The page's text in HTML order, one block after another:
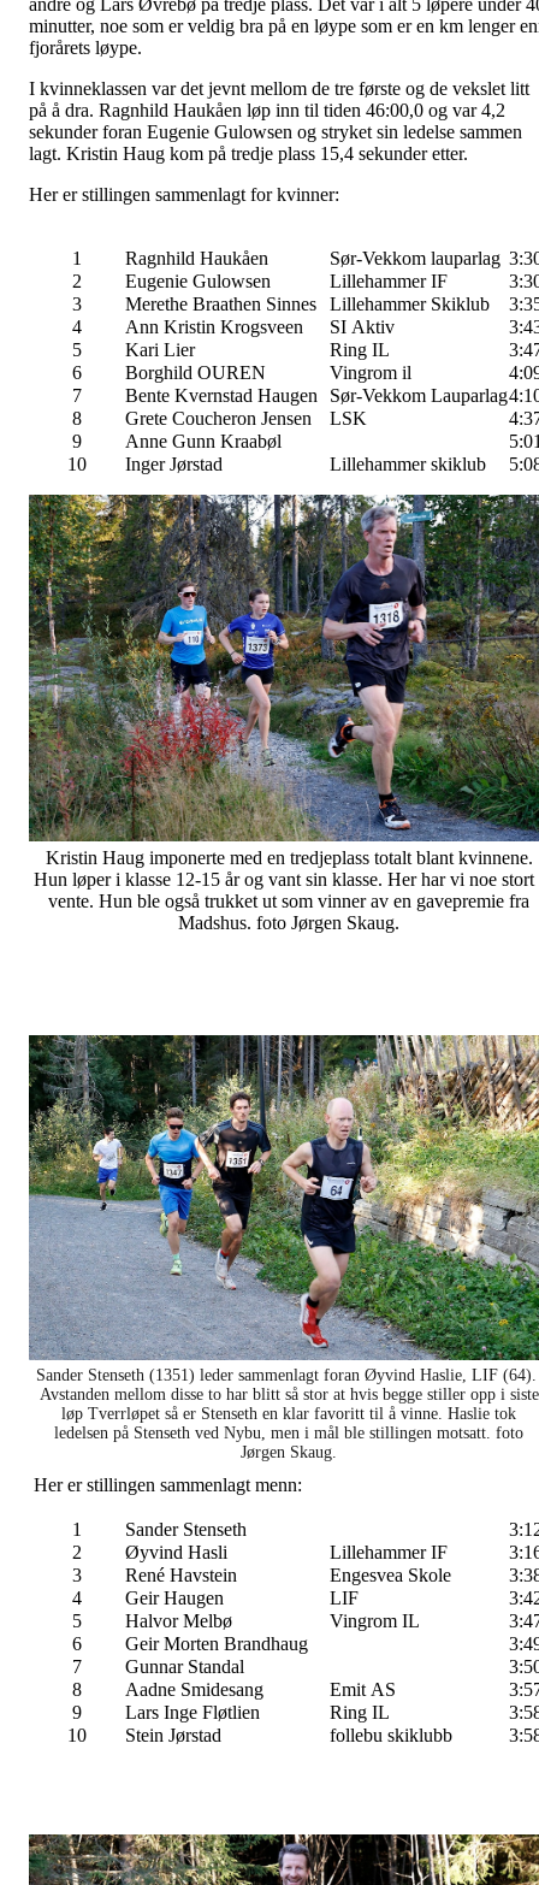
andre og Lars Øvrebø på tredje plass. Det var i alt 5 løpere under
minutter, noe som er veldig bra på en løype som er en km lenger
fjorårets løype.
I kvinneklassen var det jevnt mellom de tre første og de vekslet litt
på å dra. Ragnhild Haukåen løp inn til tiden 46:00,0 og var 4,2
sekunder foran Eugenie Gulowsen og stryket sin ledelse sammen
lagt. Kristin Haug kom på tredje plass 15,4 sekunder etter.
Her er stillingen sammenlagt for kvinner:
1 Ragnhild Haukåen Sør-Vekkom lauparlag
2
Eugenie Gulowsen Lillehammer IF
3
Merethe Braathen Sinnes Lillehammer Skiklub
4
Ann Kristin Krogsveen SI Aktiv
5
Kari Lier Ring IL
6
Borghild OUREN Vingrom il
7
Bente Kvernstad Haugen Sør-Vekkom Lauparlag
8
Grete Coucheron Jensen LSK
9
Anne Gunn Kraabøl
10
Inger Jørstad Lillehammer skiklub
Kristin Haug imponerte med en tredjeplass totalt blant kvinnene.
Hun løper i klasse 12-15 år og vant sin klasse. Her har vi noe stort
vente. Hun ble også trukket ut som vinner av en gavepremie fra
Madshus. foto Jørgen Skaug.
Sander Stenseth (1351) leder sammenlagt foran Øyvind Haslie, LIF
Avstanden mellom disse to har blitt så stor at hvis begge stiller opp i siste
løp Tverrløpet så er Stenseth en klar favoritt til å vinne. Haslie tok
ledelsen på Stenseth ved Nybu, men i mål ble stillingen motsatt. foto
Jørgen Skaug.
Her er stillingen sammenlagt menn:
1 Sander Stenseth
2
Øyvind Hasli Lillehammer IF
3
René Havstein Engesvea Skole
4
Geir Haugen LIF
5
Halvor Melbø Vingrom IL
6
Geir Morten Brandhaug
7
Gunnar Standal
8
Aadne Smidesang Emit AS
9
Lars Inge Fløtlien Ring IL
10
Stein Jørstad follebu skiklubb